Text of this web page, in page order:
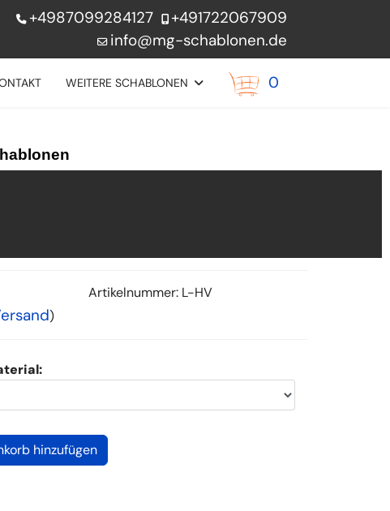
+4987099284127
+491722067909
info@mg-schablonen.de
WEITERE SCHABLONEN 0
)
Artikelnummer: L-HV